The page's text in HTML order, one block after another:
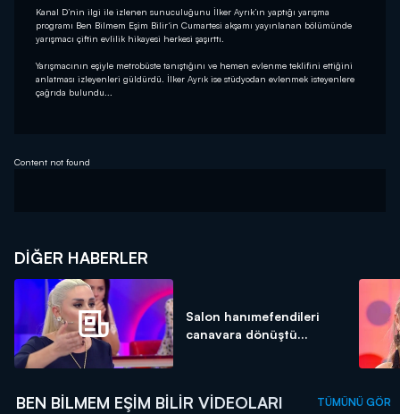
Kanal D’nin ilgi ile izlenen sunuculuğunu İlker Ayrık’ın yaptığı yarışma
programı Ben Bilmem Eşim Bilir‘in Cumartesi akşamı yayınlanan bölümünde
yarışmacı çiftin evlilik hikayesi herkesi şaşırttı.
Yarışmacının eşiyle metrobüste tanıştığını ve hemen evlenme teklifini ettiğini
anlatması izleyenleri güldürdü. İlker Ayrık ise stüdyodan evlenmek isteyenlere
çağrıda bulundu...
Content not found
DIĞER HABERLER
Salon hanımefendileri
canavara dönüştü...
BEN BILMEM EŞIM BILIR VIDEOLARI TÜMÜNÜ GÖR